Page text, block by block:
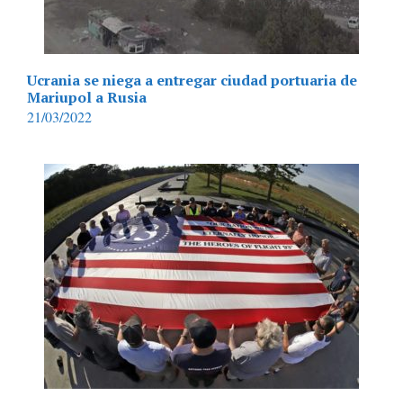
Ucrania se niega a entregar ciudad portuaria de
Mariupol a Rusia
21/03/2022